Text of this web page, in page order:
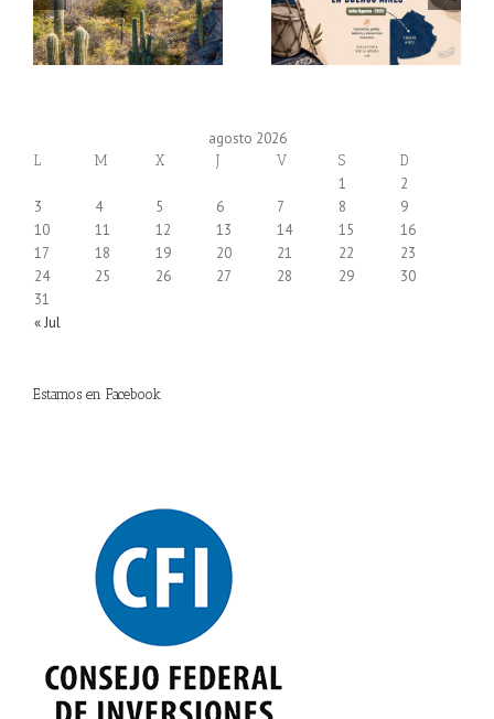
agosto 2026
L M X J V S D
« Jul
1
2
3
4 5 6 7 8
9
10
11 12 13 14 15
16
17
18 19 20 21 22
23
24
25 26 27 28 29
30
31
Estamos en Facebook